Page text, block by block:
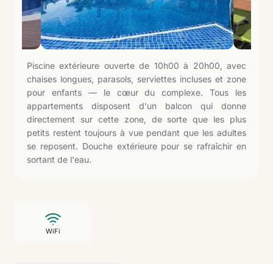
Piscine extérieure ouverte de 10h00 à 20h00, avec
chaises longues, parasols, serviettes incluses et zone
pour enfants — le cœur du complexe. Tous les
appartements disposent d'un balcon qui donne
directement sur cette zone, de sorte que les plus
petits restent toujours à vue pendant que les adultes
se reposent. Douche extérieure pour se rafraîchir en
sortant de l'eau.
WiFi